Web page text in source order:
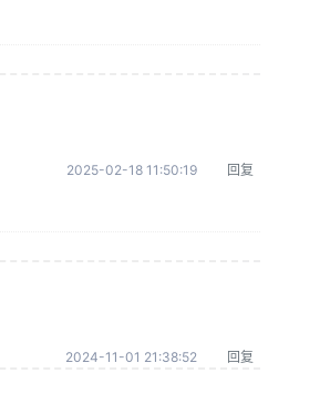
2025-02-18 11:50:19 回复
2024-11-01 21:38:52 回复